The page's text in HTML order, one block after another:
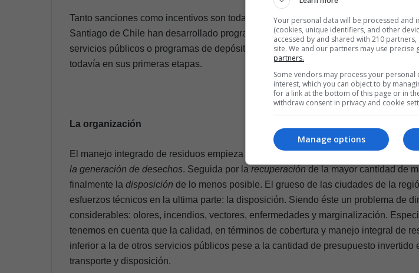
Tanto sanciones como incentivos son todavía incipientes. Belice, Bogotá, Lima,
Santiago de Chile han desarrollado programas parciales que incluyen rebajas en
servicios públicos o programas de depósito y reembolso, muchos de los cuales se
todavía en sus primeras etapas.
La organización
El manejo integrado de residuos empieza con la generación de políticas que den
la generación de desechos. Seguida por la recuperación de la mayor cantidad de
finalmente la disposición de lo menos posible. El grueso de las ciudades de la
esfuerzos técnicos en la ultima parte: la disposición. Siendo éste un problema de
considerables: olores, incendios, vectores, enfermedades y marginalización.
tenemos en cuenta que la calidad, en términos de cobertura y manejo integral de
inferior a la de otros servicios públicos pese a la cantidad de presupuesto invertido
transporte y disposición.
Your personal data will be processed and
(cookies, unique identifiers, and other
accessed by and shared with 210
site. We and our partners may use precise
partners.
Some vendors may process your
interest, which you can object to by
for a link at the bottom of this page or in
withdraw consent in privacy and cookie
Manage options